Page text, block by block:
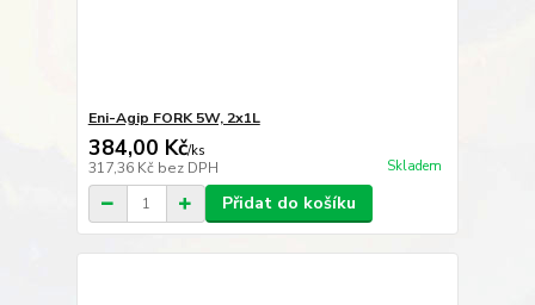
Eni-Agip FORK 5W, 2x1L
384,00 Kč/ks
317,36 Kč bez DPH Skladem
Přidat do košíku